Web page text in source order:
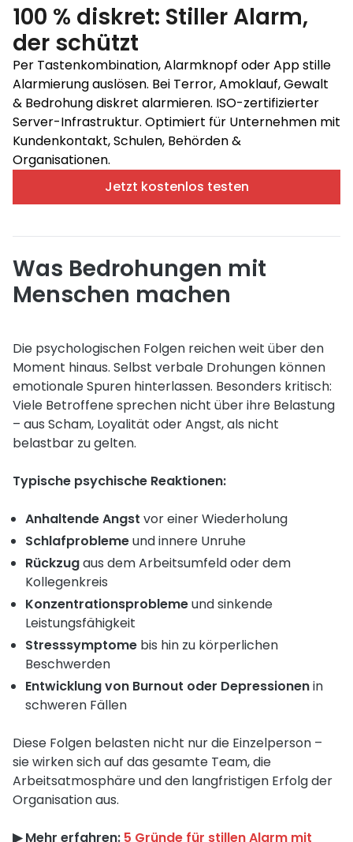
100 % diskret: Stiller Alarm,
der schützt
Per Tastenkombination, Alarmknopf oder App stille
Alarmierung auslösen. Bei Terror, Amoklauf, Gewalt
& Bedrohung diskret alarmieren. ISO-zertifizierter
Server-Infrastruktur. Optimiert für Unternehmen mit
Kundenkontakt, Schulen, Behörden &
Organisationen.
Jetzt kostenlos testen
Was Bedrohungen mit
Menschen machen
Die psychologischen Folgen reichen weit über den
Moment hinaus. Selbst verbale Drohungen können
emotionale Spuren hinterlassen. Besonders kritisch:
Viele Betroffene sprechen nicht über ihre Belastung
– aus Scham, Loyalität oder Angst, als nicht
belastbar zu gelten.
Typische psychische Reaktionen:
Anhaltende Angst vor einer Wiederholung
Schlafproblemeund innere Unruhe
Rückzugaus dem Arbeitsumfeld oder dem
Kollegenkreis
Konzentrationsproblemeund sinkende
Leistungsfähigkeit
Stresssymptome bis hin zu körperlichen
Beschwerden
Entwicklung von Burnout oder Depressionenin
schweren Fällen
Diese Folgen belasten nicht nur die Einzelperson –
sie wirken sich auf das gesamte Team, die
Arbeitsatmosphäre und den langfristigen Erfolg der
Organisation aus.
▶︎ Mehr erfahren: 5 Gründe für stillen Alarm mit